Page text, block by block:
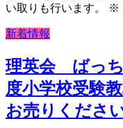
い取りも行います。
新着情報
理英会 ばっち
度小学校受験
お売りくださ